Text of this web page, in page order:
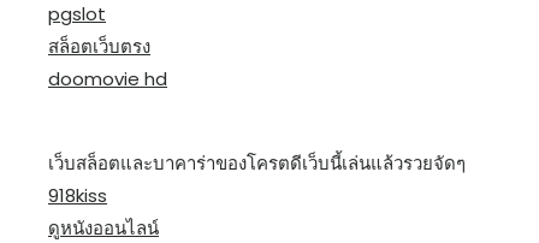
pgslot
สล็อตเว็บตรง
doomovie hd
เว็บสล็อตและบาคาร่าของโครตดีเว็บนี้เล่นแล้วรวยจัดๆ
918kiss
ดูหนังออนไลน์